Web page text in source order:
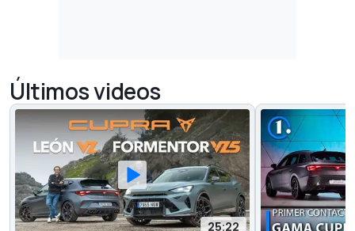
Últimos videos
25:22